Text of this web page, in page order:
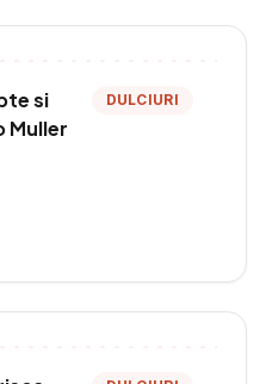
si
Muller
DULCIURI